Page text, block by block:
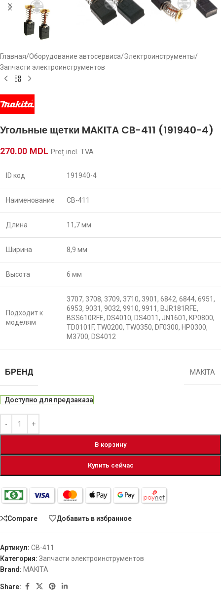
Главная/Оборудование автосервиса/Электроинструменты/
Запчасти электроинструментов
Угольные щетки MAKITA CB-411 (191940-4)
270.00 MDL Preț incl. TVA
ID код 191940-4
Наименование CB-411
Длина 11,7 мм
Ширина 8,9 мм
Высота 6 мм
Подходит к
моделям
3707, 3708, 3709, 3710, 3901, 6842, 6844, 6951,
6953, 9031, 9032, 9910, 9911, BJR181RFE,
BSS610RFE, DS4010, DS4011, JN1601, KP0800,
TD0101F, TW0200, TW0350, DF0300, HP0300,
M3700, DS4012
БРЕНД MAKITA
Доступно для предзаказа
В корзину
Купить сейчас
Compare Добавить в избранное
Артикул: CB-411
Категория: Запчасти электроинструментов
Brand: MAKITA
Share: